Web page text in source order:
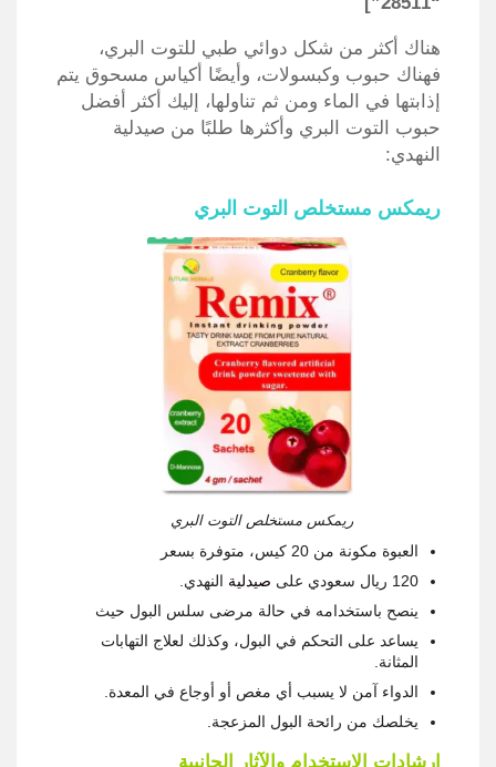
هناك أكثر من شكل دوائي طبي للتوت البري،
فهناك حبوب وكبسولات، وأيضًا أكياس مسحوق يتم
إذابتها في الماء ومن ثم تناولها، إليك أكثر أفضل
حبوب التوت البري وأكثرها طلبًا من صيدلية
النهدي:
ريمكس مستخلص التوت البري
ريمكس مستخلص التوت البري
العبوة مكونة من 20 كيس، متوفرة بسعر
120 ريال سعودي على
صيدلية النهدي.
ينصح باستخدامه في حالة مرضى سلس البول حيث
يساعد على التحكم في البول، وكذلك لعلاج التهابات
المثانة.
الدواء آمن لا يسبب أي مغص أو أوجاع في المعدة.
يخلصك من رائحة البول المزعجة.
إرشادات الاستخدام والآثار الجانبية